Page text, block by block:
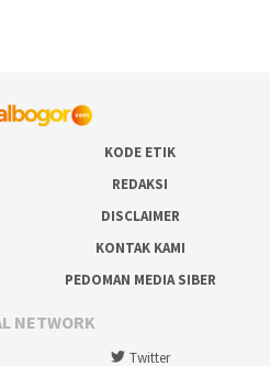
KODE ETIK
REDAKSI
DISCLAIMER
KONTAK KAMI
PEDOMAN MEDIA SIBER
NETWORK
Twitter